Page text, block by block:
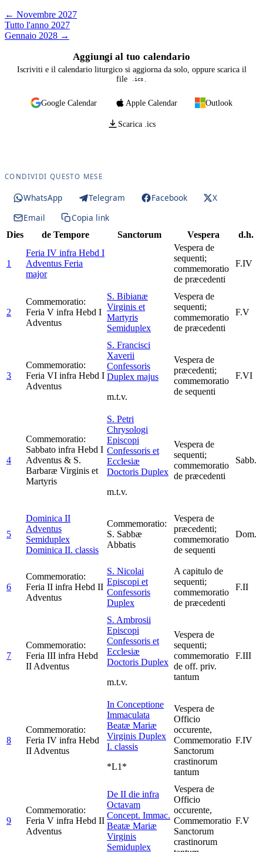
← Novembre 2027
Tutto l'anno 2027
Gennaio 2028 →
Aggiungi al tuo calendario
Iscriviti e il calendario liturgico si aggiorna da solo, oppure scarica il
file
.ics
Google Calendar Apple Calendar Outlook
Scarica .ics
CONDIVIDI QUESTO MESE
WhatsApp Telegram Facebook
X
Email
Copia link
Dies de Tempore Sanctorum Vespera d.h.
1
Feria IV infra Hebd I
Adventus Feria
major
Vespera de
sequenti;
commemoratio
de præcedenti
F.IV
2
Commemoratio:
Feria V infra Hebd I
Adventus
S. Bibianæ
Virginis et
Martyris
Semiduplex
Vespera de
sequenti;
commemoratio
de præcedenti
F.V
3
Commemoratio:
Feria VI infra Hebd I
Adventus
S. Francisci
Xaverii
Confessoris
Duplex majus
m.t.v.
Vespera de
præcedenti;
commemoratio
de sequenti
F.VI
4
Commemoratio:
Sabbato infra Hebd I
Adventus & S.
Barbaræ Virginis et
Martyris
S. Petri
Chrysologi
Episcopi
Confessoris et
Ecclesiæ
Doctoris Duplex
m.t.v.
Vespera de
sequenti;
commemoratio
de præcedenti
Sabb.
5
Dominica II
Adventus
Semiduplex
Dominica II. classis
Commemoratio:
S. Sabbæ
Abbatis
Vespera de
præcedenti;
commemoratio
de sequenti
Dom.
6
Commemoratio:
Feria II infra Hebd II
Adventus
S. Nicolai
Episcopi et
Confessoris
Duplex
A capitulo de
sequenti;
commemoratio
de præcedenti
F.II
7
Commemoratio:
Feria III infra Hebd
II Adventus
S. Ambrosii
Episcopi
Confessoris et
Ecclesiæ
Doctoris Duplex
m.t.v.
Vespera de
sequenti;
commemoratio
de off. priv.
tantum
F.III
8
Commemoratio:
Feria IV infra Hebd
II Adventus
In Conceptione
Immaculata
Beatæ Mariæ
Virginis Duplex
I. classis
*L1*
Vespera de
Officio
occurente,
Commemoratio
Sanctorum
crastinorum
tantum
F.IV
9
Commemoratio:
Feria V infra Hebd II
Adventus
De II die infra
Octavam
Concept. Immac.
Beatæ Mariæ
Virginis
Semiduplex
Vespera de
Officio
occurente,
Commemoratio
Sanctorum
crastinorum
F.V